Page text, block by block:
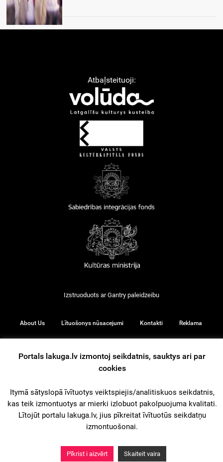
Atbaļsteituoji:
Izstruoduots arGantry paleidzeibu
About Us Lītuošonys nūsacejumi Kontakti Reklama
© 2026
iz augšu
Portals lakuga.lv izmontoj seikdatnis, sauktys ari par
cookies
Itymā sātyslopā īvītuotys veiktspiejis/analitiskuos seikdatnis,
kas teik izmontuotys ar mierki izlobuot pakolpuojuma kvalitati.
Lītojūt portalu lakuga.lv, jius pīkreitat īvītuotūs seikdatņu
izmontuošonai.
Pīkrist i aizvērt Skaiteit vaira